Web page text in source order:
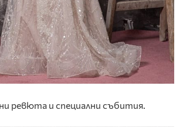
ревюта и специални събития.